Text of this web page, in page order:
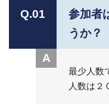
Q.01
参加者
うか？
A
最少人数
人数は２